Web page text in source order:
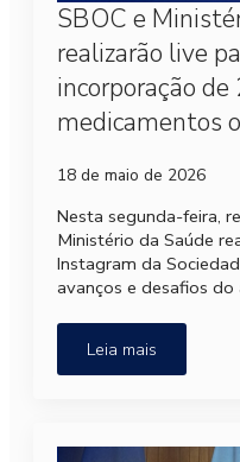
SBOC e
realizarão live
incorporação de
medicamentos
18 de maio de 2026
Nesta segunda-feira,
Ministério da Saúde
Instagram da
avanços e desafios
Leia mais